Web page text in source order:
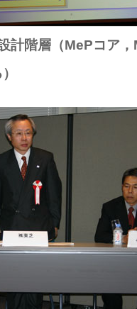
計階層（MePコア